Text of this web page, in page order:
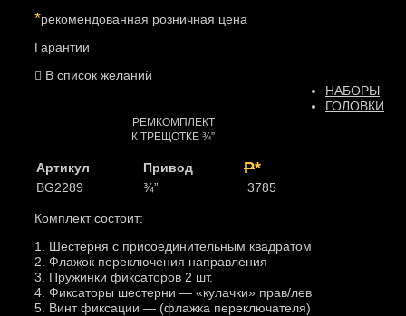
*рекомендованная розничная цена
Гарантии
В список желаний
РЕМКОМПЛЕКТ
К ТРЕЩОТКЕ ¾”
Артикул Привод Р*
BG2289 ¾” 3785
Комплект состоит:
1. Шестерня с присоединительным квадратом
2. Флажок переключения направления
3. Пружинки фиксаторов 2 шт.
4. Фиксаторы шестерни — «кулачки» прав/лев
5. Винт фиксации — (флажка переключателя)
НАБОРЫ
ГОЛОВКИ